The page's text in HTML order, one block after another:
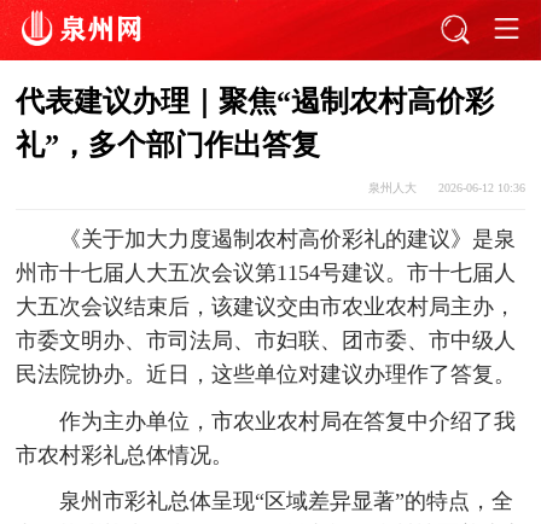
代表建议办理｜聚焦“遏制农村高价彩
礼”，多个部门作出答复
泉州人大 2026-06-12 10:36
《关于加大力度遏制农村高价彩礼的建议》是泉
州市十七届人大五次会议第1154号建议。市十七届人
大五次会议结束后，该建议交由市农业农村局主办，
市委文明办、市司法局、市妇联、团市委、市中级人
民法院协办。近日，这些单位对建议办理作了答复。
作为主办单位，市农业农村局在答复中介绍了我
市农村彩礼总体情况。
泉州市彩礼总体呈现“区域差异显著”的特点，全